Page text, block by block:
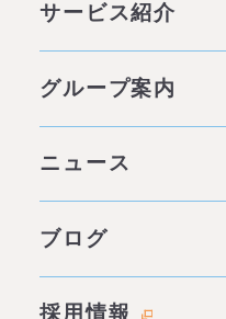
他社との違い
サービス紹介
みそらの独自性
料金表
グループ案内
代表あいさつ
ニュース
ブログ
採用情報